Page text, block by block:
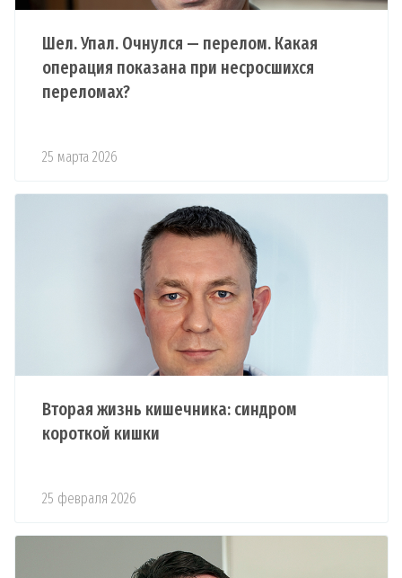
Шел. Упал. Очнулся — перелом. Какая
операция показана при несросшихся
переломах?
25 марта 2026
Вторая жизнь кишечника: синдром
короткой кишки
25 февраля 2026